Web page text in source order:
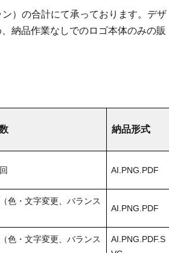
）の合計にて承っております。デザ
納品作業なしでのロゴ本体のみの販
納品形式
AI.PNG.PDF
色・文字変更、バランス
AI.PNG.PDF
色・文字変更、バランス
AI.PNG.PDF.S